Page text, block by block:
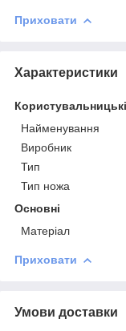
Приховати
Характеристики
Найменування
Виробник
Тип
Тип ножа
Основні
Матеріал
Приховати
Умови доставки